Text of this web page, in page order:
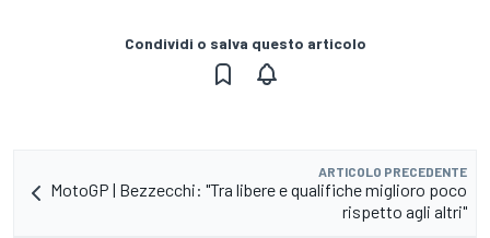
Condividi o salva questo articolo
ARTICOLO PRECEDENTE
MotoGP | Bezzecchi: "Tra libere e qualifiche miglioro poco
rispetto agli altri"